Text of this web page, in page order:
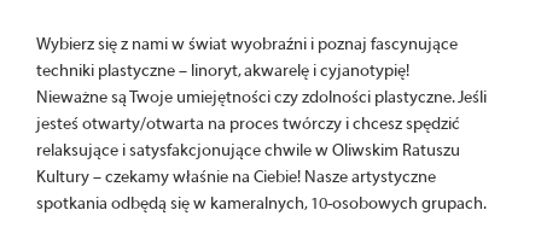
Wybierz się z nami w świat wyobraźni i poznaj fascynujące
techniki plastyczne – linoryt, akwarelę i cyjanotypię!
Nieważne są Twoje umiejętności czy zdolności plastyczne. Jeśli
jesteś otwarty/otwarta na proces twórczy i chcesz spędzić
relaksujące i satysfakcjonujące chwile w Oliwskim Ratuszu
Kultury – czekamy właśnie na Ciebie! Nasze artystyczne
spotkania odbędą się w kameralnych, 10-osobowych grupach.